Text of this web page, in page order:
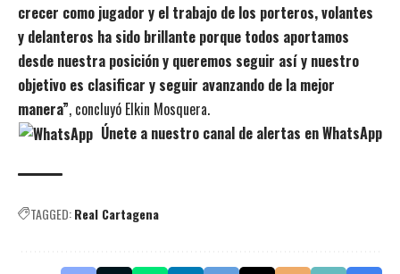
crecer como jugador y el trabajo de los porteros, volantes
y delanteros ha sido brillante porque todos aportamos
desde nuestra posición y queremos seguir así y nuestro
objetivo es clasificar y seguir avanzando de la mejor
manera”, concluyó Elkin Mosquera.
Únete a nuestro canal de alertas en WhatsApp
TAGGED:Real Cartagena